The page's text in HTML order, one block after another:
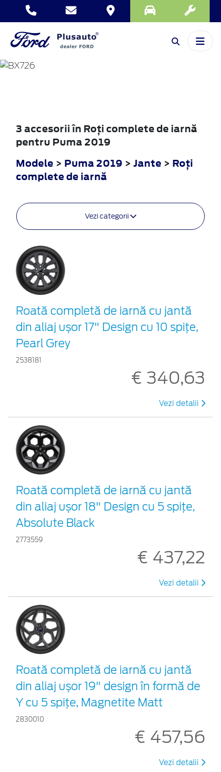
PUMA
3 accesorii în Roţi complete de iarnă
pentru Puma 2019
Modele > Puma 2019 > Jante > Roţi
complete de iarnă
Vezi categorii
Roată completă de iarnă cu jantă
din aliaj ușor 17" Design cu 10 spițe,
Pearl Grey
2538181
€ 340,63
Vezi detalii
Roată completă de iarnă cu jantă
din aliaj ușor 18" Design cu 5 spițe,
Absolute Black
2773559
€ 437,22
Vezi detalii
Roată completă de iarnă cu jantă
din aliaj ușor 19" design în formă de
Y cu 5 spiţe, Magnetite Matt
2830010
€ 457,56
Vezi detalii